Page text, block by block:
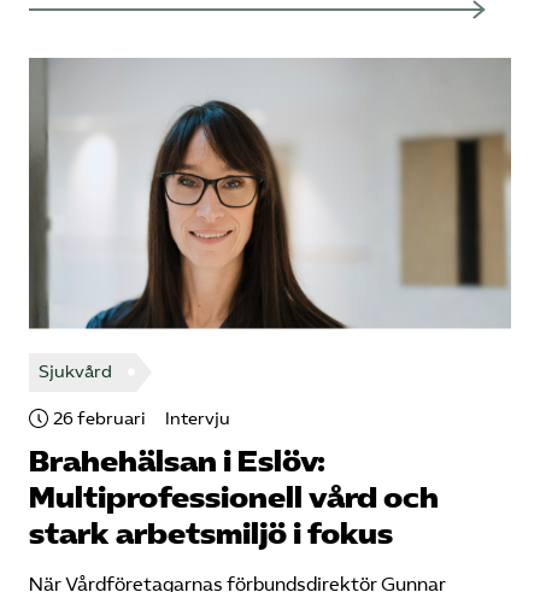
Sjukvård
26 februari Intervju
Brahehälsan i Eslöv:
Multiprofessionell vård och
stark arbetsmiljö i fokus
När Vårdföretagarnas förbundsdirektör Gunnar